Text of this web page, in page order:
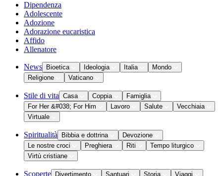
Dipendenza
Adolescente
Adozione
Adorazione eucaristica
Affido
Allenatore
News Bioetica Ideologia Italia
Mondo
Religione
Vaticano
Stile di vita Casa Coppia
Famiglia
For Her &#038; For Him
Lavoro Salute
Vecchiaia
Virtuale
Spiritualità Bibbia e dottrina
Devozione
Le nostre croci
Preghiera Riti
Tempo liturgico
Virtù cristiane
Scoperte Divertimento Santuari Storia Viaggi